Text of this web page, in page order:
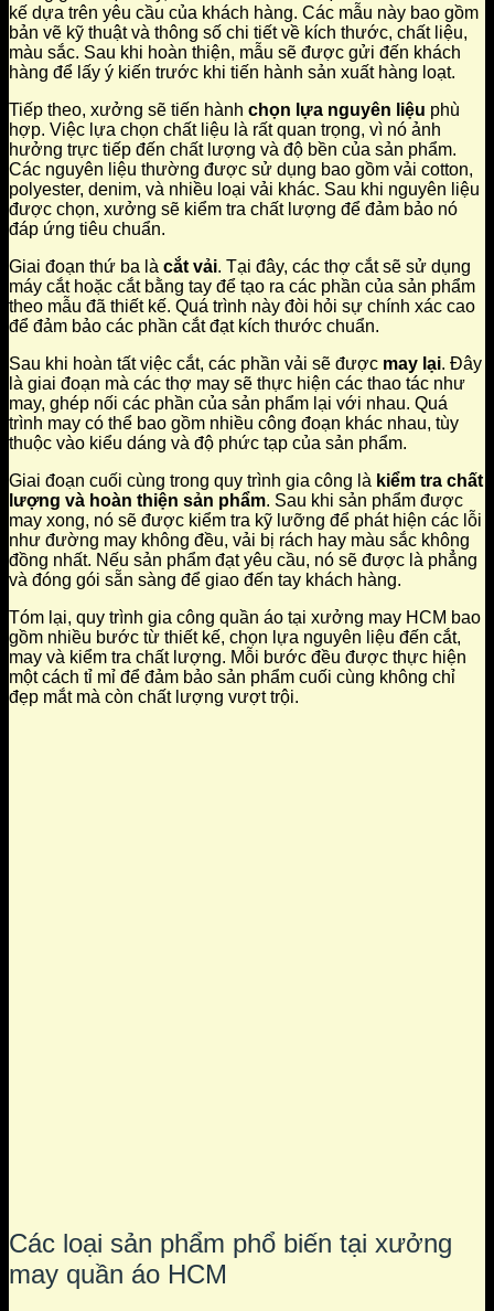
kế dựa trên yêu cầu của khách hàng. Các mẫu này bao gồm
bản vẽ kỹ thuật và thông số chi tiết về kích thước, chất liệu,
màu sắc. Sau khi hoàn thiện, mẫu sẽ được gửi đến khách
hàng để lấy ý kiến trước khi tiến hành sản xuất hàng loạt.
Tiếp theo, xưởng sẽ tiến hành chọn lựa nguyên liệu phù
hợp. Việc lựa chọn chất liệu là rất quan trọng, vì nó ảnh
hưởng trực tiếp đến chất lượng và độ bền của sản phẩm.
Các nguyên liệu thường được sử dụng bao gồm vải cotton,
polyester, denim, và nhiều loại vải khác. Sau khi nguyên liệu
được chọn, xưởng sẽ kiểm tra chất lượng để đảm bảo nó
đáp ứng tiêu chuẩn.
Giai đoạn thứ ba là cắt vải. Tại đây, các thợ cắt sẽ sử dụng
máy cắt hoặc cắt bằng tay để tạo ra các phần của sản phẩm
theo mẫu đã thiết kế. Quá trình này đòi hỏi sự chính xác cao
để đảm bảo các phần cắt đạt kích thước chuẩn.
Sau khi hoàn tất việc cắt, các phần vải sẽ được may lại. Đây
là giai đoạn mà các thợ may sẽ thực hiện các thao tác như
may, ghép nối các phần của sản phẩm lại với nhau. Quá
trình may có thể bao gồm nhiều công đoạn khác nhau, tùy
thuộc vào kiểu dáng và độ phức tạp của sản phẩm.
Giai đoạn cuối cùng trong quy trình gia công là kiểm tra chất
lượng và hoàn thiện sản phẩm. Sau khi sản phẩm được
may xong, nó sẽ được kiểm tra kỹ lưỡng để phát hiện các lỗi
như đường may không đều, vải bị rách hay màu sắc không
đồng nhất. Nếu sản phẩm đạt yêu cầu, nó sẽ được là phẳng
và đóng gói sẵn sàng để giao đến tay khách hàng.
Tóm lại, quy trình gia công quần áo tại xưởng may HCM bao
gồm nhiều bước từ thiết kế, chọn lựa nguyên liệu đến cắt,
may và kiểm tra chất lượng. Mỗi bước đều được thực hiện
một cách tỉ mỉ để đảm bảo sản phẩm cuối cùng không chỉ
đẹp mắt mà còn chất lượng vượt trội.
Các loại sản phẩm phổ biến tại xưởng
may quần áo HCM